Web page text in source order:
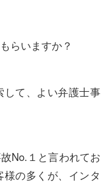
らいますか？
て、よい弁護士事
No.１と言われてお
の多くが、インタ